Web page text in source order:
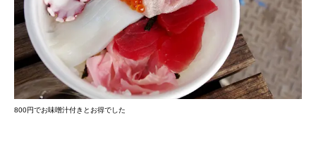
800円でお味噌汁付きとお得でした